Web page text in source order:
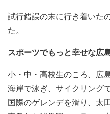
試行錯誤の末に行き着いた
た。
スポーツでもっと幸せな広島
小・中・高校生のころ、広
海岸で泳ぎ、サイクリング
国際のゲレンデを滑り、太